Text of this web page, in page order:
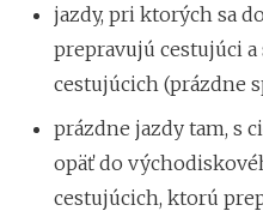
jazdy, pri ktorých sa
prepravujú cestujúci a
cestujúcich (prázdne
prázdne jazdy tam, s
opäť do
cestujúcich, ktorú